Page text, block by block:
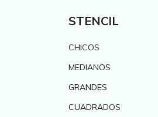
STENCIL
CHICOS
MEDIANOS
GRANDES
CUADRADOS